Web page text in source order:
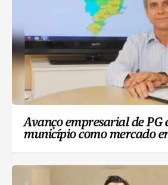
Avanço empresarial de PG
município como mercado